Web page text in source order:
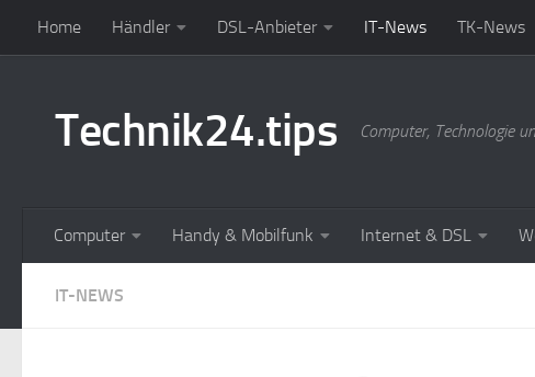
Zum Inhalt springen
Home Händler DSL-Anbieter IT-News TK-News
Technik24.tips Computer, Technologie
Computer Handy & Mobilfunk Internet & DSL
IT-NEWS